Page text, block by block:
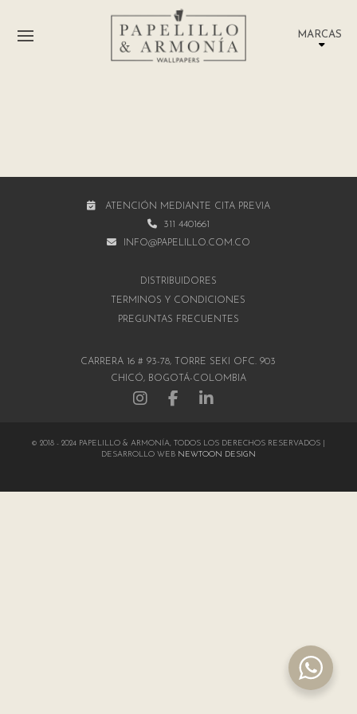
MARCAS
ATENCIÓN MEDIANTE CITA PREVIA
311 4401661
INFO@PAPELILLO.COM.CO
DISTRIBUIDORES
TÉRMINOS Y CONDICIONES
PREGUNTAS FRECUENTES
CARRERA 16 # 93-78, TORRE SEKI OFC. 903
CHICÓ, BOGOTÁ-COLOMBIA
© 2018 - 2024 PAPELILLO & ARMONÍA, TODOS LOS DERECHOS RESERVADOS |
DESARROLLO WEB NEWTOON DESIGN